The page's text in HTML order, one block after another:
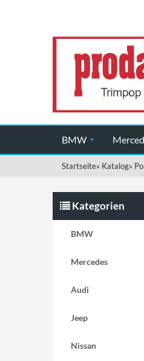
BMW
Startseite» Katalog»
Kategorien
BMW
Mercedes
Audi
Jeep
Nissan